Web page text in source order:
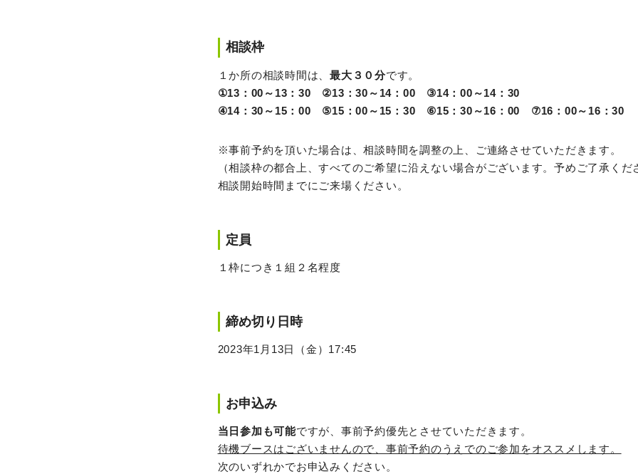
相談枠
１か所の相談時間は、最大３０分です。
①13：00～13：30 ②13：30～14：00 ③14：00～14：30
④14：30～15：00 ⑤15：00～15：30 ⑥15：30～16：00 ⑦16：00～16：30
※事前予約を頂いた場合は、相談時間を調整の上、ご連絡させていただきます。
（相談枠の都合上、すべてのご希望に沿えない場合がございます。予めご了承くだ
相談開始時間までにご来場ください。
定員
１枠につき１組２名程度
締め切り日時
2023年1月13日（金）17:45
お申込み
当日参加も可能ですが、事前予約優先とさせていただきます。
待機ブースはございませんので、事前予約のうえでのご参加をオススメします。
次のいずれかでお申込みください。